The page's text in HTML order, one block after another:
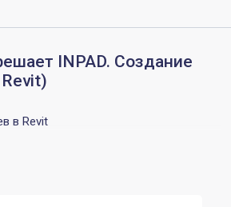
INPAD. Cоздание
в Revit